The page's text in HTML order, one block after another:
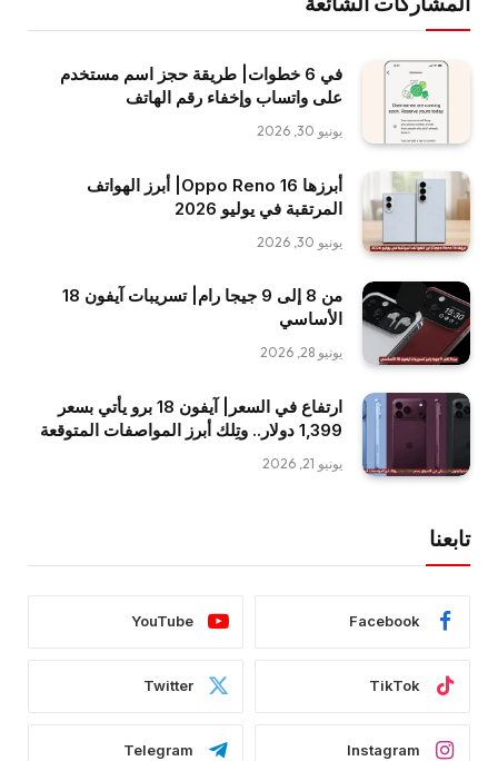
في 6 خطوات| طريقة حجز اسم مستخدم
على واتساب وإخفاء رقم الهاتف
يونيو 30, 2026
أبرزها Oppo Reno 16| أبرز الهواتف
المرتقبة في يوليو 2026
يونيو 30, 2026
من 8 إلى 9 جيجا رام| تسريبات آيفون 18
الأساسي
يونيو 28, 2026
ارتفاع في السعر| آيفون 18 برو يأتي بسعر
1,399 دولار.. وتِلك أبرز المواصفات المتوقعة
يونيو 21, 2026
تابعنا
Facebook
YouTube
TikTok
Twitter
Instagram
Telegram